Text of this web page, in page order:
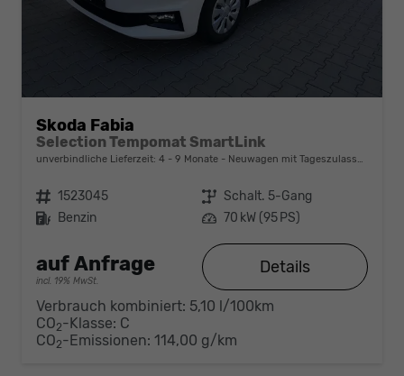
Skoda Fabia
Selection Tempomat SmartLink
unverbindliche Lieferzeit: 4 - 9 Monate Neuwagen mit Tageszulassung
Fahrzeugnr. 1523045 Getriebe Schalt. 5-Gang
Kraftstoff Benzin Leistung 70 kW (95 PS)
auf Anfrage
incl. 19% MwSt.
Details
Verbrauch kombiniert: 5,10 l/100km
CO2-Klasse: C
CO2-Emissionen: 114,00 g/km